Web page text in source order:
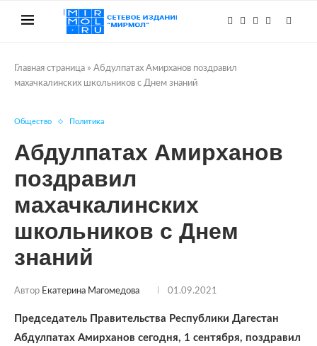
Главная страница » Абдулпатах Амирханов поздравил
махачкалинских школьников с Днем знаний
Общество Политика
Абдулпатах Амирханов
поздравил
махачкалинских
школьников с Днем
знаний
Автор Екатерина Магомедова 01.09.2021
Председатель Правительства Республики Дагестан
Абдулпатах Амирханов сегодня, 1 сентября, поздравил